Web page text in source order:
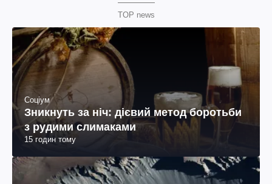
TOP news
Соціум
Зникнуть за ніч: дієвий метод боротьби
з рудими слимаками
15 годин тому